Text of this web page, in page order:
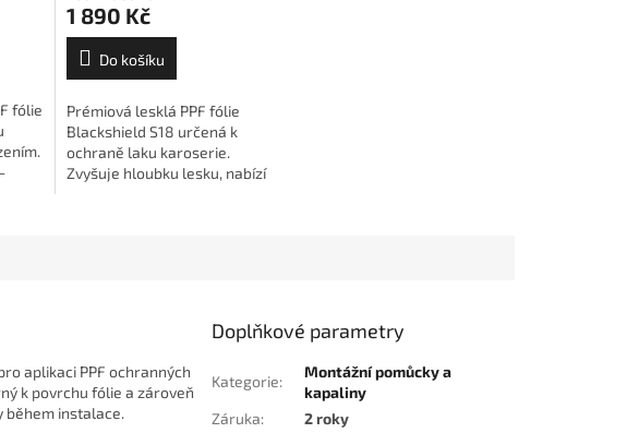
fólie
1 890 Kč
Do košíku
Prémiová lesklá PPF fólie
Blackshield S18 určená k
ochraně laku karoserie.
Zvyšuje hloubku lesku, nabízí
aplikaci PPF ochranných
k povrchu fólie a zároveň
během instalace.
Doplňkové parametry
Kategorie:
Montážní pomůcky a
kapaliny
Záruka:
2 roky